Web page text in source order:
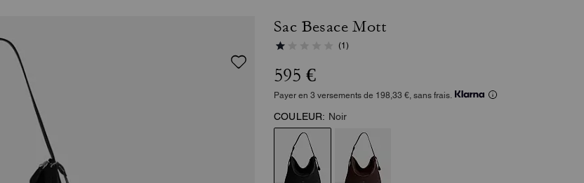
Sac Besace Mott
(1)
595 €
Payer en 3 versements de 198,33 €, sans frais.
COULEUR: Noir